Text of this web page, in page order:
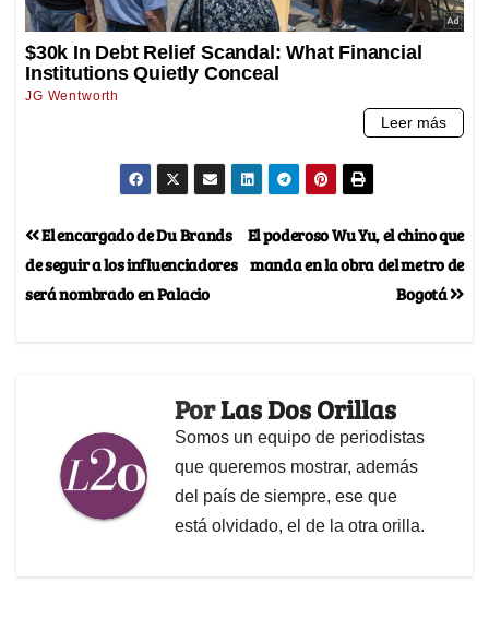
El poderoso Wu Yu, el chino que
manda en la obra del metro de
Bogotá
El encargado de Du Brands
de seguir a los influenciadores
será nombrado en Palacio
PorLas Dos Orillas
Somos un equipo de periodistas
que queremos mostrar, además
del país de siempre, ese que
está olvidado, el de la otra orilla.